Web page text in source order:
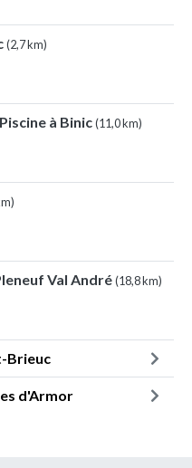
(2,7 km)
à Binic(11,0 km)
Val André(18,8 km)
Brieuc
d'Armor